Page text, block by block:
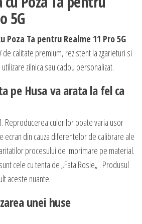
5G
Poza Ta pentru Realme 11 Pro 5G
de calitate premium, rezistent la zgarieturi si
zilnica sau cadou personalizat.
pe Husa va arata la fel ca
Reproducerea culorilor poate varia usor
ecran din cauza diferentelor de calibrare ale
procesului de imprimare pe material.
cele cu tenta de „Fata Rosie„ . Produsul
aceste nuante.
unei huse